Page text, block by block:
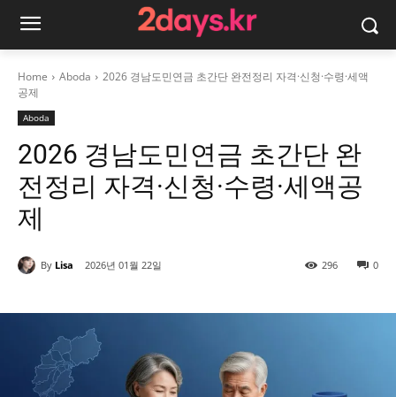
Home Aboda
2026 경남도민연금 초간단 완전정리 자격·신청·수령·세액
공제
Aboda
2026 경남도민연금 초간단 완
전정리 자격·신청·수령·세액공
제
By Lisa 2026년 01월 22일 0
296